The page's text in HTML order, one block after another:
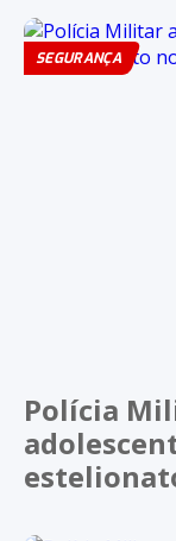
SEGURANÇA
Polícia